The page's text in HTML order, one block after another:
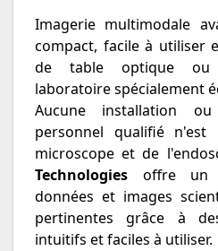
Imagerie multimodale
compact, facile à utiliser
de table optique ou
laboratoire spécialement
Aucune installation
personnel qualifié n'est
microscope et de
Technologies offre un
données et images
pertinentes grâce à
intuitifs et faciles à utiliser.